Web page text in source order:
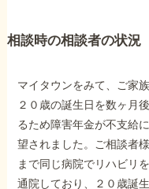
事務所について
お客様からの感謝
サイトマップ
相談時の相談者の状況
マイタウンをみて、ご家
２０歳の誕生日を数ヶ月
るため障害年金が不支給
望されました。ご相談者
まで同じ病院でリハビリ
通院しており、２０歳誕